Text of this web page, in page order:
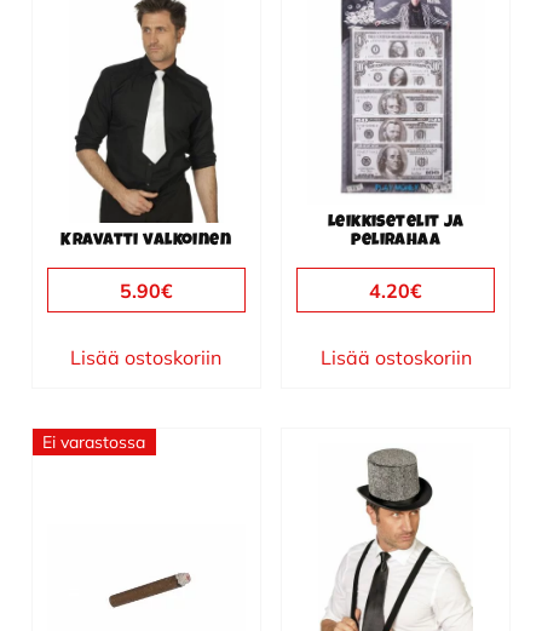
Kravatti valkoinen
5.90€
Lisää ostoskoriin
Leikkisetelit ja
pelirahaa
4.20€
Lisää ostoskoriin
Ei varastossa